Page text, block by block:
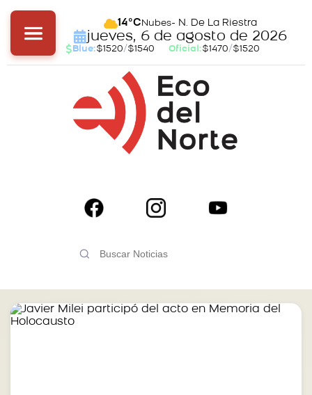
14°C Nubes- N. De La Riestra
jueves, 6 de agosto de 2026
Blue:$1520/$1540 Oficial:$1470/$1520